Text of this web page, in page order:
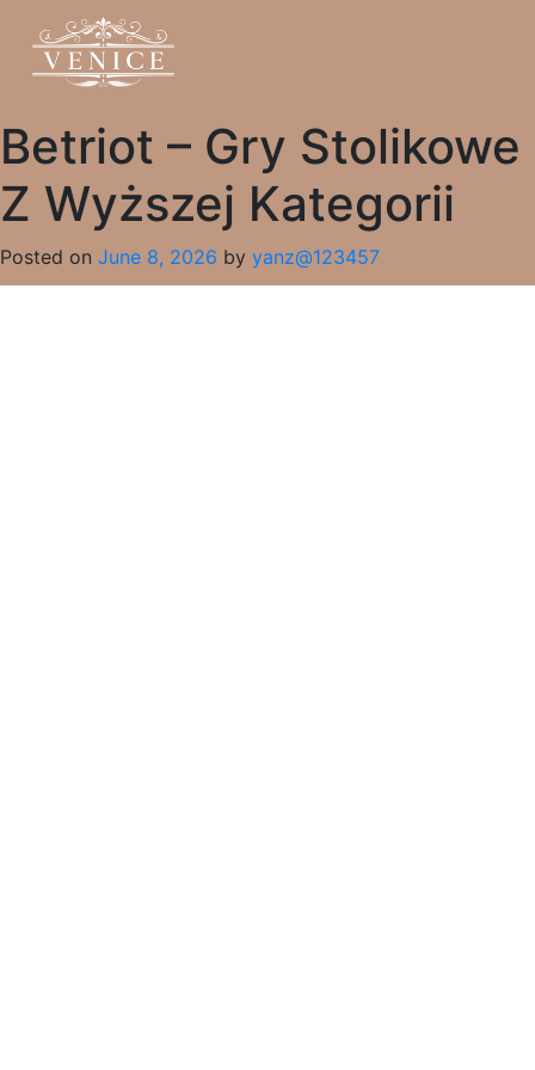
Betriot – Gry Stolikowe
Z Wyższej Kategorii
Posted on June 8, 2026 by yanz@123457